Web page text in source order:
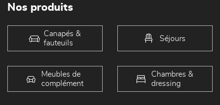
Nos produits
Canapés &
fauteuils
Séjours
Meubles de
complément
Chambres &
dressing